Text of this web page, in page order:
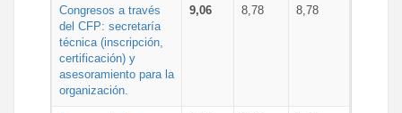
Congresos a través
del CFP: secretaría
técnica (inscripción,
certificación) y
asesoramiento para la
organización.
9,06 8,78 8,78